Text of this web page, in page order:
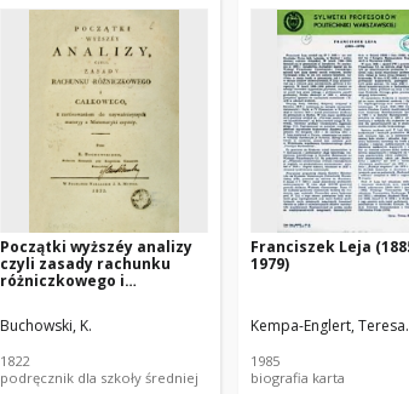
Początki wyższéy analizy
czyli zasady rachunku
różniczkowego i
zastósowaniem do
naywaźnieyszych materyy
Buchowski, K.
1822
podręcznik dla szkoły średniej
Franciszek Leja
1979)
Kempa-Englert, Teresa.
1985
biografia karta